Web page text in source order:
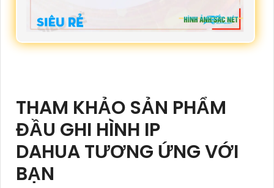
THAM KHẢO SẢN PHẨM
ĐẦU GHI HÌNH IP
DAHUA TƯƠNG ỨNG VỚI
BẠN